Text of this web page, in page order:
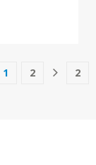
1(current)
2 2